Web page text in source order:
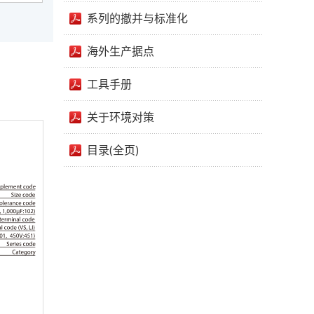
系列的撤并与标准化
海外生产据点
工具手册
关于环境对策
目录(全页)